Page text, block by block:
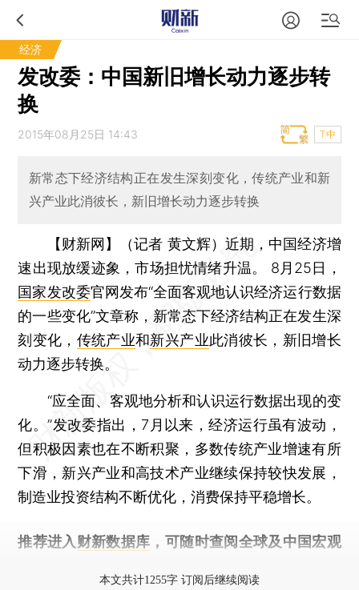
经济
发改委：中国新旧增长动力逐步转
换
2015年08月25日 14:43 T中
新常态下经济结构正在发生深刻变化，传统产业和新
兴产业此消彼长，新旧增长动力逐步转换
【财新网】（记者 黄文辉） 近期，中国经济增
速出现放缓迹象，市场担忧情绪升温。 8月25日，
国家发改委官网发布“全面客观地认识经济运行数据
的一些变化”文章称，新常态下经济结构正在发生深
刻变化， 传统产业和新兴产业此消彼长，新旧增长
动力逐步转换。
“应全面、客观地分析和认识运行数据出现的变
化。”发改委指出，7月以来，经济运行虽有波动，
但积极因素也在不断积聚，多数传统产业增速有所
下滑，新兴产业和高技术产业继续保持较快发展，
制造业投资结构不断优化，消费保持平稳增长。
推荐进入 财新数据库 ，可随时查阅全球及中国宏观
本文共计1255字 订阅后继续阅读